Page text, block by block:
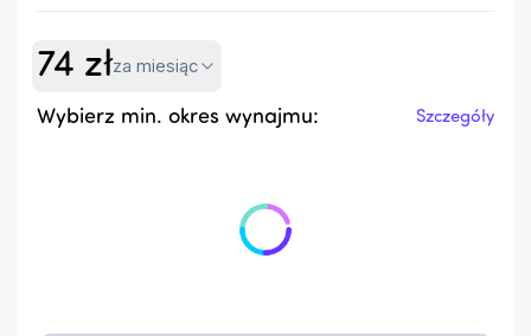
74 złza miesiąc
Wybierz min. okres wynajmu: Szczegóły